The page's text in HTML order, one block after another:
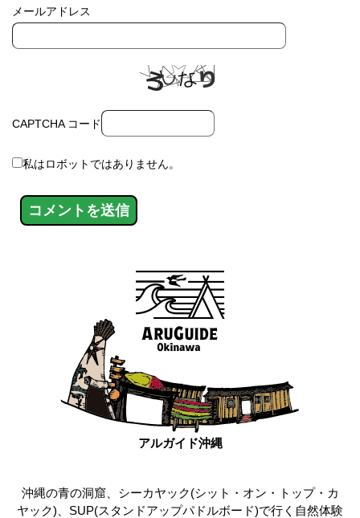
メールアドレス
CAPTCHA コード
私はロボットではありません。
アルガイド沖縄
沖縄の青の洞窟、シーカヤック(シット・オン・トップ・カ
ヤック)、SUP(スタンドアップパドルボード)で行く自然体験